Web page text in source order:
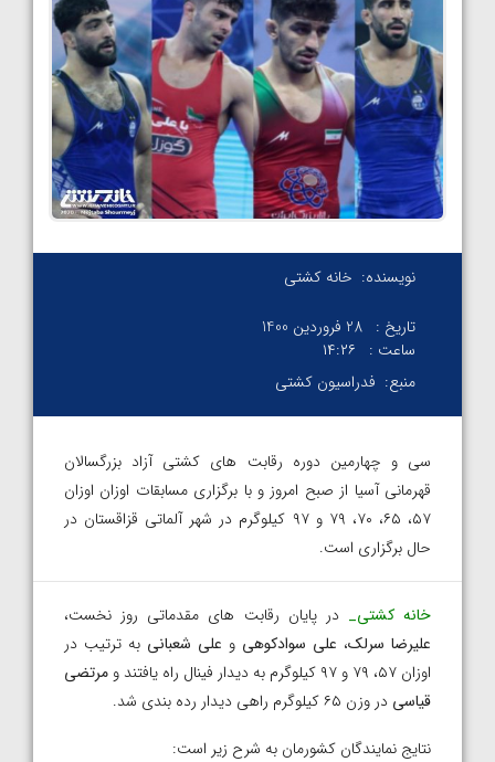
نویسنده: خانه کشتی
تاریخ : 28 فروردین 1400
ساعت :
۱۴:۲۶
منبع: فدراسیون کشتی
سی و چهارمین دوره رقابت های کشتی آزاد بزرگسالان
قهرمانی آسیا از صبح امروز و با برگزاری مسابقات اوزان اوزان
۵۷، ۶۵، ۷۰، ۷۹ و ۹۷ کیلوگرم در شهر آلماتی قزاقستان در
حال برگزاری است.
خانه کشتی_ در پایان رقابت های مقدماتی روز نخست،
علیرضا سرلک، علی سوادکوهی و علی شعبانی به ترتیب در
اوزان ۵۷، ۷۹ و ۹۷ کیلوگرم به دیدار فینال راه یافتند و
مرتضی
قیاسی در وزن ۶۵ کیلوگرم راهی دیدار رده بندی شد.
نتایج نمایندگان کشورمان به شرح زیر است: